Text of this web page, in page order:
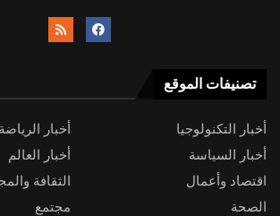
تصنيفات الموقع
أخبار التكنولوجيا
أخبار الرياضة
أخبار السياسة
أخبار العالم
اقتصاد وأعمال
الثقافة
الصحة
مجتمع